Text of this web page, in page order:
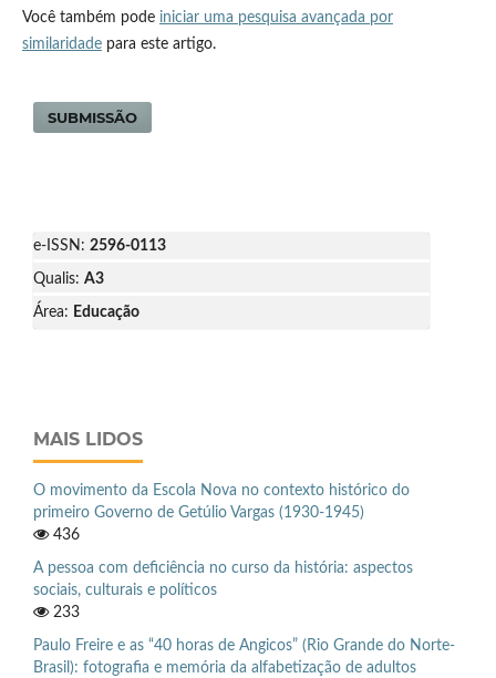
Você também pode iniciar uma pesquisa avançada por
similaridadepara este artigo.
SUBMISSÃO
e-ISSN: 2596-0113
Qualis: A3
Área: Educação
MAIS LIDOS
O movimento da Escola Nova no contexto histórico do
primeiro Governo de Getúlio Vargas (1930-1945)
436
A pessoa com deficiência no curso da história: aspectos
sociais, culturais e políticos
233
Paulo Freire e as “40 horas de Angicos” (Rio Grande do Norte-
Brasil): fotografia e memória da alfabetização de adultos